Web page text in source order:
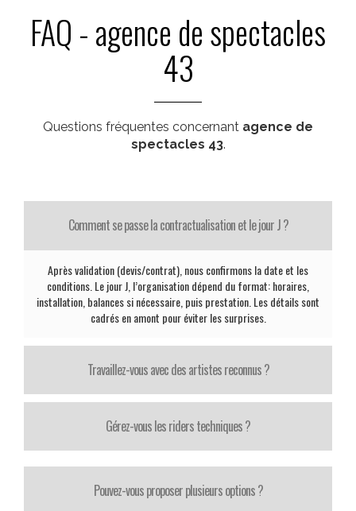
FAQ - agence de spectacles
43
Questions fréquentes concernant agence de
spectacles 43.
Comment se passe la contractualisation et le jour J ?
Après validation (devis/contrat), nous confirmons la date et les
conditions. Le jour J, l’organisation dépend du format: horaires,
installation, balances si nécessaire, puis prestation. Les détails sont
cadrés en amont pour éviter les surprises.
Travaillez-vous avec des artistes reconnus ?
Gérez-vous les riders techniques ?
Pouvez-vous proposer plusieurs options ?